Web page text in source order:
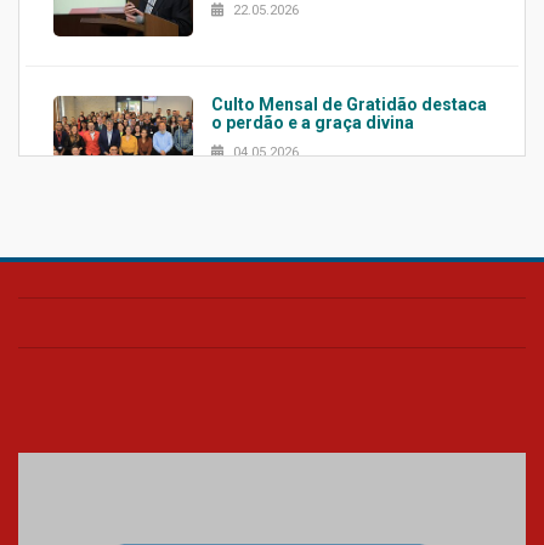
22.05.2026
Culto Mensal de Gratidão destaca
o perdão e a graça divina
04.05.2026
Confira como foi o culto mensal